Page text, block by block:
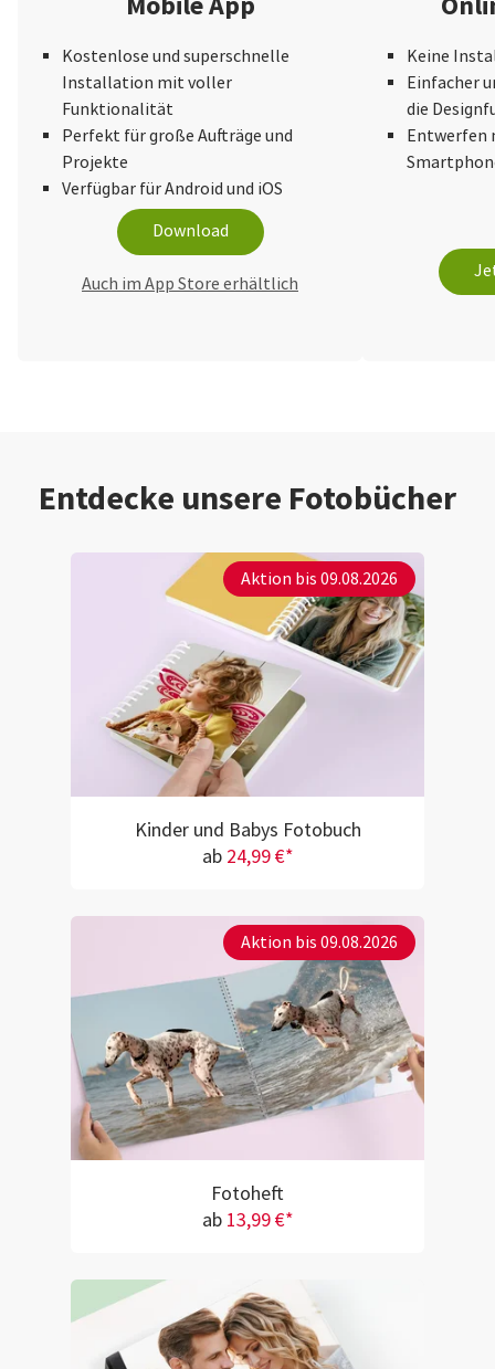
Kostenlose und superschnelle
Installation mit voller
Funktionalität
Perfekt für große Aufträge und
Projekte
Verfügbar für Android und iOS
Download
Auch im App Store erhältlich
Keine
Einfacher
die
Entwerfen
Entdecke unsere Fotobücher
Aktion bis 09.08.2026
Kinder und Babys Fotobuch
ab 24,99 €*
Aktion bis 09.08.2026
Fotoheft
ab 13,99 €*